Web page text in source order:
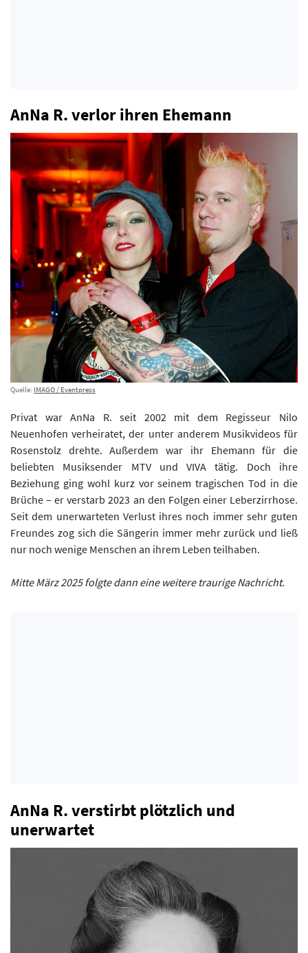
AnNa R. verlor ihren Ehemann
Quelle: IMAGO / Eventpress
Privat war AnNa R. seit 2002 mit dem Regisseur Nilo
Neuenhofen verheiratet, der unter anderem Musikvideos für
Rosenstolz drehte. Außerdem war ihr Ehemann für die
beliebten Musiksender MTV und VIVA tätig. Doch ihre
Beziehung ging wohl kurz vor seinem tragischen Tod in die
Brüche – er verstarb 2023 an den Folgen einer Leberzirrhose.
Seit dem unerwarteten Verlust ihres noch immer sehr guten
Freundes zog sich die Sängerin immer mehr zurück und ließ
nur noch wenige Menschen an ihrem Leben teilhaben.
Mitte März 2025 folgte dann eine weitere traurige Nachricht.
AnNa R. verstirbt plötzlich und
unerwartet